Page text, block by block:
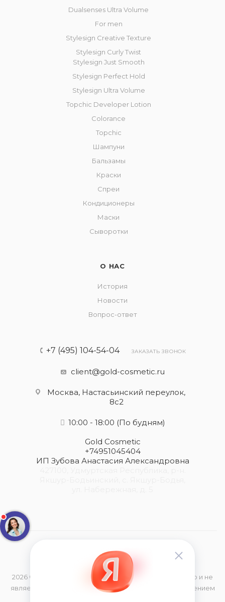
Dualsenses Ultra Volume
For men
Stylesign Creative Texture
Stylesign Curly Twist
Stylesign Just Smooth
Stylesign Perfect Hold
Stylesign Ultra Volume
Topchic Developer Lotion
Colorance
Topchic
Шампуни
Бальзамы
Краски
Спреи
Кондиционеры
Маски
Сыворотки
О НАС
История
Новости
Вопрос-ответ
+7 (495) 104-54-04 ЗАКАЗАТЬ ЗВОНОК
client@gold-cosmetic.ru
Москва, Настасьинский переулок,
8с2
10:00 - 18:00 (По будням)
Gold Cosmetic
+74951045404
ИП Зубова Анастасия Александровна
2026 © Данный сайт носит информационный характер и не
является публичной офертой, определяемой положением